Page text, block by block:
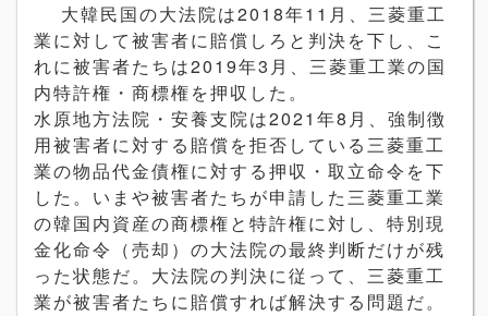
大韓民国の大法院は2018年11月、三菱重工
業に対して被害者に賠償しろと判決を下し、こ
れに被害者たちは2019年3月、三菱重工業の国
内特許権・商標権を押収した。
水原地方法院・安養支院は2021年8月、強制徴
用被害者に対する賠償を拒否している三菱重工
業の物品代金債権に対する押収・取立命令を下
した。いまや被害者たちが申請した三菱重工業
の韓国内資産の商標権と特許権に対し、特別現
金化命令（売却）の大法院の最終判断だけが残
った状態だ。 大法院の判決に従って、三菱重工
業が被害者たちに賠償すれば解決する問題だ。